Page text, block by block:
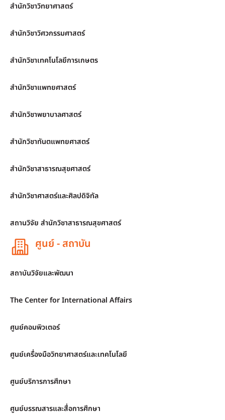
สำนักวิชาวิทยาศาสตร์
สำนักวิชาวิศวกรรมศาสตร์
สำนักวิชาเทคโนโลยีการเกษตร
สำนักวิชาแพทยศาสตร์
สำนักวิชาพยาบาลศาสตร์
สำนักวิชาทันตแพทยศาสตร์
สำนักวิชาสาธารณสุขศาสตร์
สำนักวิชาศาสตร์และศิลปดิจิทัล
สถานวิจัย สำนักวิชาสาธารณสุขศาสตร์
ศูนย์ - สถาบัน
สถาบันวิจัยและพัฒนา
The Center for International Affairs
ศูนย์คอมพิวเตอร์
ศูนย์เครื่องมือวิทยาศาสตร์และเทคโนโลยี
ศูนย์บริการการศึกษา
ศูนย์บรรณสารและสื่อการศึกษา